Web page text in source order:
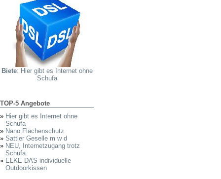
Biete: Hier gibt es Internet ohne
Schufa
TOP-5 Angebote
» Hier gibt es Internet ohne
Schufa
» Nano Flächenschutz
» Sattler Geselle m w d
» NEU, Internetzugang trotz
Schufa
» ELKE DAS individuelle
Outdoorkissen